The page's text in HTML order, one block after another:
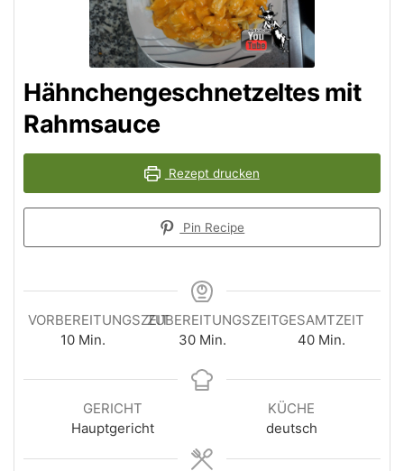
Hähnchengeschnetzeltes mit
Rahmsauce
Rezept drucken
Pin Recipe
VORBEREITUNGSZEIT
10Minuten
Min.
ZUBEREITUNGSZEIT
30Minuten
Min.
GESAMTZEIT
40Minuten
Min.
GERICHT
Hauptgericht
KÜCHE
deutsch